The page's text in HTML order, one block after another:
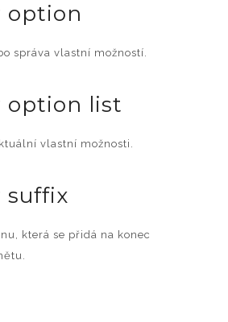
option
správa vlastní možností.
option list
vlastní možnosti.
suffix
která se přidá na konec